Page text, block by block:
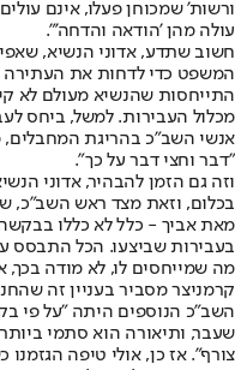
ורשות' שמכוחן פעלו, אינם
עולה מהן 'הודאה והדחה'".
חשוב שתדע, אדוני הנשיא,
המשפט כדי לדחות את העתירה
התייחסות שהנשיא מעולם לא
מכלול העבירות. למשל, ביחס
אנשי השב"כ בהריגת המחבלים,
"דבר וחצי דבר על כך".
וזה גם הזמן להבהיר, אדוני
בכלום, וזאת מצד ראש השב"כ,
מאת אביך - כלל לא כללו
בעבירות שביצעו. הכל
מה שמייחסים לו, לא מודה בכך,
קרמניצר מסביר בעניין זה
השב"כ הנוספים היתה "על פי
שעבר, ותיאורה הוא סתמי
צורף". אז כן, אולי טיפה